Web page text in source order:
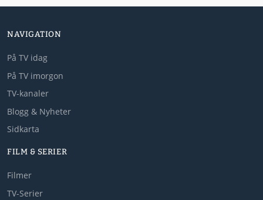
NAVIGATION
På TV idag
På TV imorgon
TV-kanaler
Blogg & Nyheter
Sidkarta
FILM & SERIER
Filmer
TV-Serier